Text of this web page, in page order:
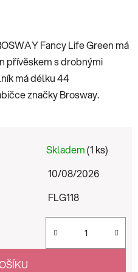
Fancy Life Green má
přívěskem s drobnými
má délku 44
značky Brosway.
Skladem(1 ks)
10/08/2026
FLG118